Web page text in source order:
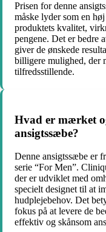
Prisen for denne
måske lyder som en
produktets kvalitet,
pengene. Det er bedre
giver de ønskede
billigere mulighed, der
tilfredsstillende.
Hvad er mærket
ansigtssæbe?
Denne ansigtssæbe er
serie “For Men”.
der er udviklet med
specielt designet til at
hudplejebehov. Det
fokus på at levere de
effektiv og skånsom